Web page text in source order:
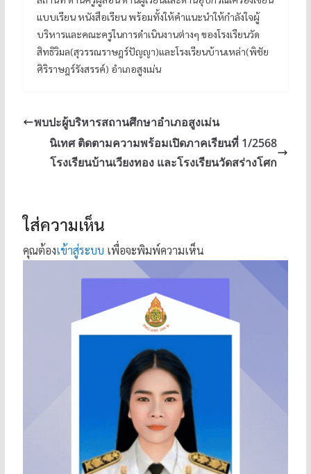
แบบเรียน หนังสือเรียน พร้อมทั้งให้คำแนะนำให้กำลังใจผู้
บริหารและคณะครูในการดำเนินงานต่างๆ ของโรงเรียนวัด
สิทธิวิมล(สุวรรณราษฎร์ปัญญา)และโรงเรียนบ้านเหล่า(พิชัย
ศิริราษฎร์รังสรรค์) อำเภอสูงเม่น
พบปะผู้บริหารสถานศึกษาอำเภอสูงเม่น
นิเทศ ติดตามความพร้อมเปิดภาคเรียนที่ 1/2568
โรงเรียนบ้านเวียงทอง และโรงเรียนวัดสร่างโศก
ใส่ความเห็น
คุณต้องเข้าสู่ระบบ เพื่อจะพิมพ์ความเห็น